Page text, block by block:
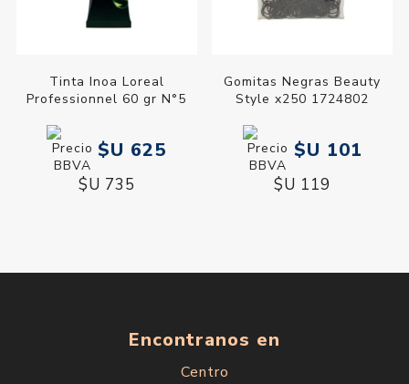
Tinta Inoa Loreal
Professionnel 60 gr N°5
$U 625
$U 735
Gomitas Negras Beauty
Style x250 1724802
$U 101
$U 119
Encontranos en
Centro